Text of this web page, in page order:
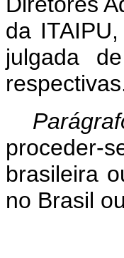
da
julgada
brasileira
no Brasil